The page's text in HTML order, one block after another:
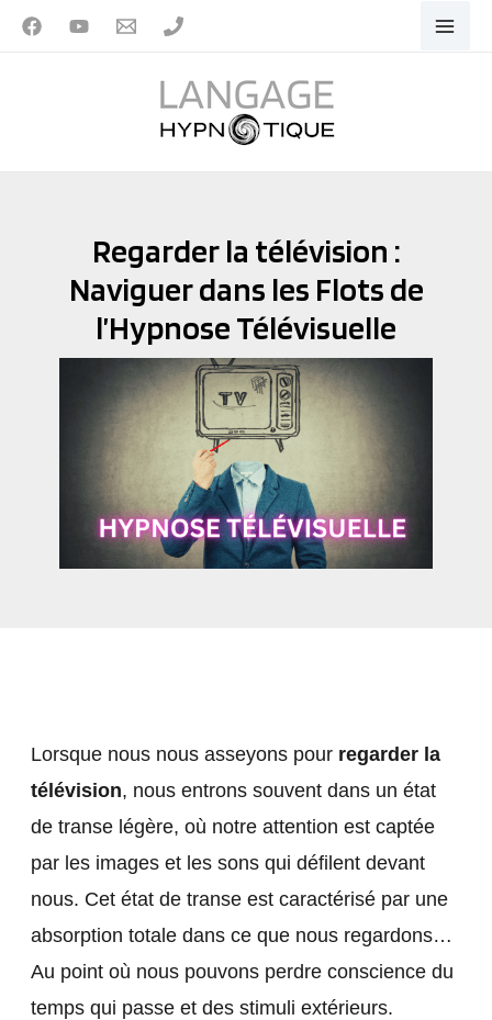
Aller
Regarder la télévision :
Naviguer dans les Flots de
l’Hypnose Télévisuelle
Lorsque nous nous asseyons pour regarder la
télévision, nous entrons souvent dans un état
de transe légère, où notre attention est captée
par les images et les sons qui défilent devant
nous. Cet état de transe est caractérisé par une
absorption totale dans ce que nous regardons…
Au point où nous pouvons perdre conscience du
temps qui passe et des stimuli extérieurs.